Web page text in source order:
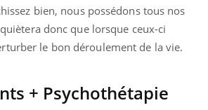
bien, nous possédons tous nos
donc que lorsque ceux-ci
le bon déroulement de la vie.
+ Psychothétapie